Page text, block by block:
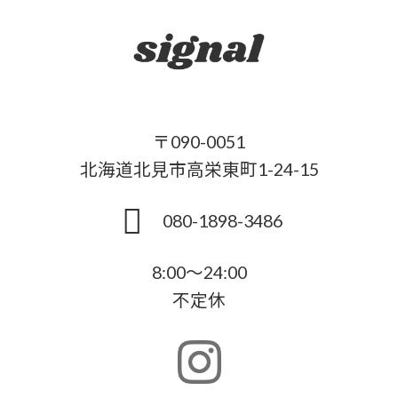
〒090-0051
北海道北見市高栄東町1-24-15
080-1898-3486
8:00～24:00
不定休